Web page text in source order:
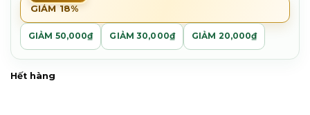
GIẢM 18%
GIẢM 50,000₫ GIẢM 30,000₫ GIẢM 20,000₫
Hết hàng